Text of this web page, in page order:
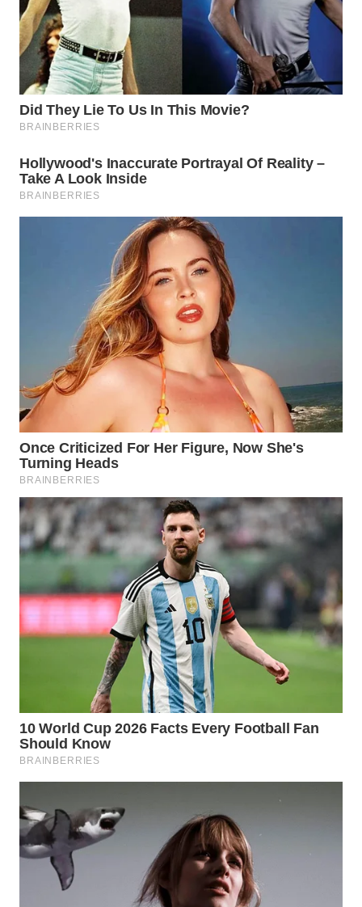
TINGGI
WN
PAKPAK
WN
KARAWANG
WN
BEKASI
TAPANULI
UTARA
SAMOSIR
WN
PADANG
LAWAS
WN
SUMEDANG
WN
CIANJUR
KEPULAUAN
SERIBU
WN
WN
BINJAI
WN